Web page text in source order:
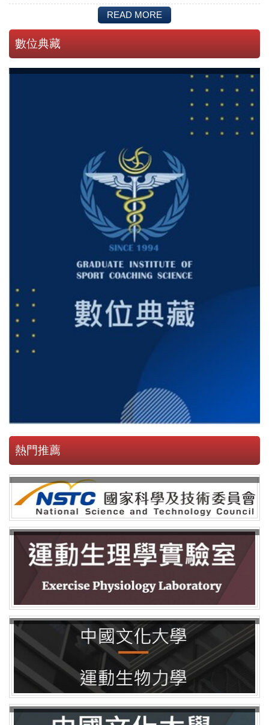
READ MORE
數位典藏
熱門推薦
2026-04-29 研究倫理審查與執行計畫管考注意事項研習
2025-12-12 打造本土健身第一品牌 × 國際拓展 x 創新
2023-10-20 肌力與體能訓練經驗分享會